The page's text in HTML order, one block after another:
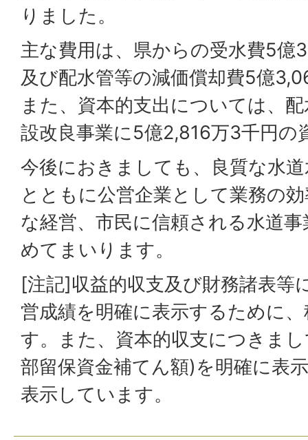
りました。
主な費用は、県からの受水費5億
及び配水管等の減価償却費5億
また、資本的支出については、
設改良事業に5億2,816万3千円の
今後におきましても、良質な水
とともに公営企業として業務の
な経営、市民に信頼される水道
めてまいります。
[注記]収益的収支及び財務諸表等
営成績を明確に表示するために
す。また、資本的収支につきま
部留保資金補てん額)を明確に表
表示しています。